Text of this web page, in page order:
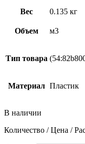
Вес 0.135 кг
Объем м3
Тип товара
Материал Пластик
В наличии
Количество / Цена /